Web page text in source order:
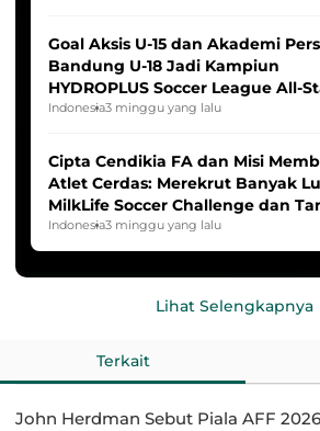
Goal Aksis U-15 dan Akademi
Bandung U-18 Jadi Kampiun
HYDROPLUS Soccer League All-
2025/2026
Indonesia3 minggu yang lalu
Cipta Cendikia FA dan Misi
Atlet Cerdas: Merekrut Banyak
MilkLife Soccer Challenge dan
HYDROPLUS Soccer League
Indonesia3 minggu yang lalu
Lihat Selengkapnya
Terkait
John Herdman Sebut Piala AFF 2026